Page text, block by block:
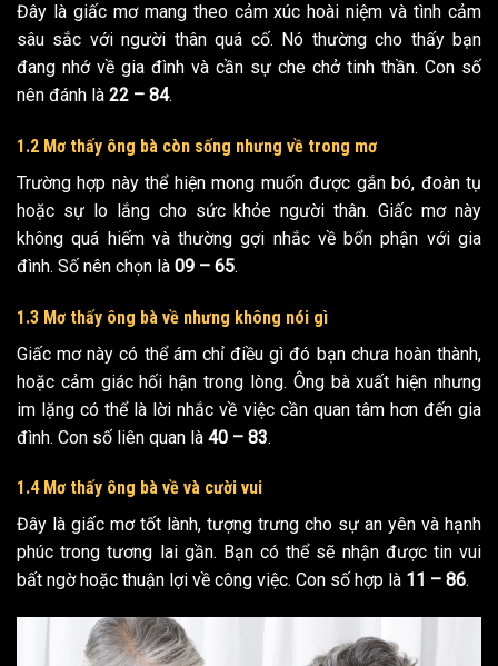
Đây là giấc mơ mang theo cảm xúc hoài niệm và tình cảm
sâu sắc với người thân quá cố. Nó thường cho thấy bạn
đang nhớ về gia đình và cần sự che chở tinh thần. Con số
nên đánh là 22 – 84.
1.2 Mơ thấy ông bà còn sống nhưng về trong mơ
Trường hợp này thể hiện mong muốn được gắn bó, đoàn tụ
hoặc sự lo lắng cho sức khỏe người thân. Giấc mơ này
không quá hiếm và thường gợi nhắc về bổn phận với gia
đình. Số nên chọn là 09 – 65.
1.3 Mơ thấy ông bà về nhưng không nói gì
Giấc mơ này có thể ám chỉ điều gì đó bạn chưa hoàn thành,
hoặc cảm giác hối hận trong lòng. Ông bà xuất hiện nhưng
im lặng có thể là lời nhắc về việc cần quan tâm hơn đến gia
đình. Con số liên quan là 40 – 83.
1.4 Mơ thấy ông bà về và cười vui
Đây là giấc mơ tốt lành, tượng trưng cho sự an yên và hạnh
phúc trong tương lai gần. Bạn có thể sẽ nhận được tin vui
bất ngờ hoặc thuận lợi về công việc. Con số hợp là 11 – 86.